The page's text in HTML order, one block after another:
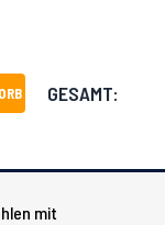
GESAMT:
mit